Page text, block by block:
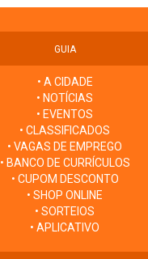
GUIA
• A CIDADE
• NOTÍCIAS
• EVENTOS
• CLASSIFICADOS
• VAGAS DE EMPREGO
• BANCO DE CURRÍCULOS
• CUPOM DESCONTO
• SHOP ONLINE
• SORTEIOS
• APLICATIVO